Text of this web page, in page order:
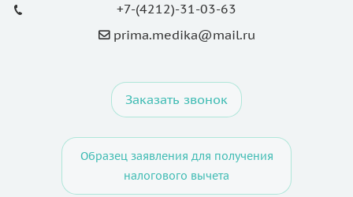
+7-(4212)-31-03-63
prima.medika@mail.ru
Заказать звонок
Образец заявления для получения
налогового вычета